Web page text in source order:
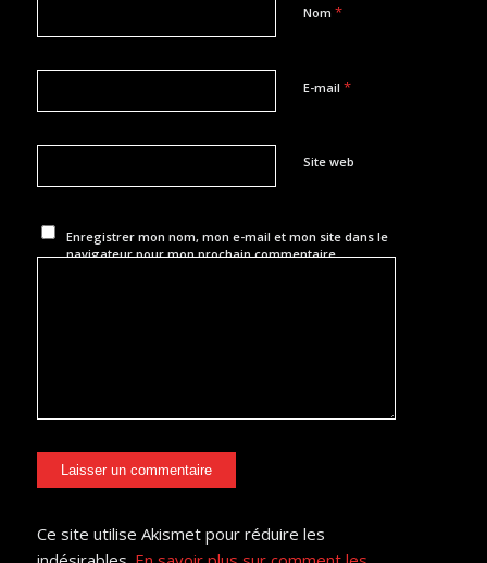
Nom *
E-mail *
Site web
Enregistrer mon nom, mon e-mail et mon site dans le
navigateur pour mon prochain commentaire.
Ce site utilise Akismet pour réduire les